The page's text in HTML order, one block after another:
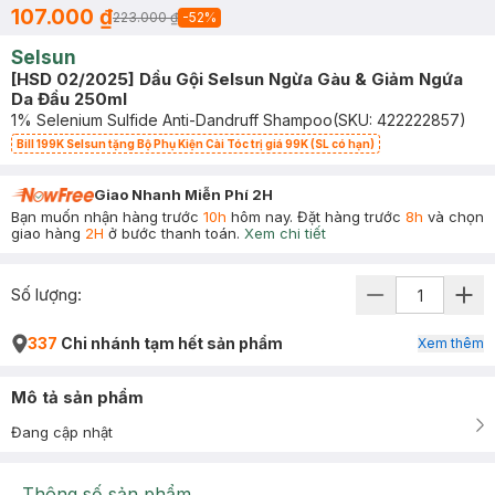
107.000 ₫223.000 ₫ -52%
Selsun
[HSD 02/2025] Dầu Gội Selsun Ngừa Gàu & Giảm Ngứa
Da Đầu 250ml
1% Selenium Sulfide Anti-Dandruff Shampoo(SKU: 422222857)
Bill 199K Selsun tặng Bộ Phụ Kiện Cài Tóc trị giá 99K (SL có hạn)
Giao Nhanh Miễn Phí 2H
Bạn muốn nhận hàng trước 10h hôm nay. Đặt hàng trước 8h và chọn
giao hàng 2H ở bước thanh toán. Xem chi tiết
Số lượng:
337 Chi nhánh tạm hết sản phẩm Xem thêm
Mô tả sản phẩm
Đang cập nhật